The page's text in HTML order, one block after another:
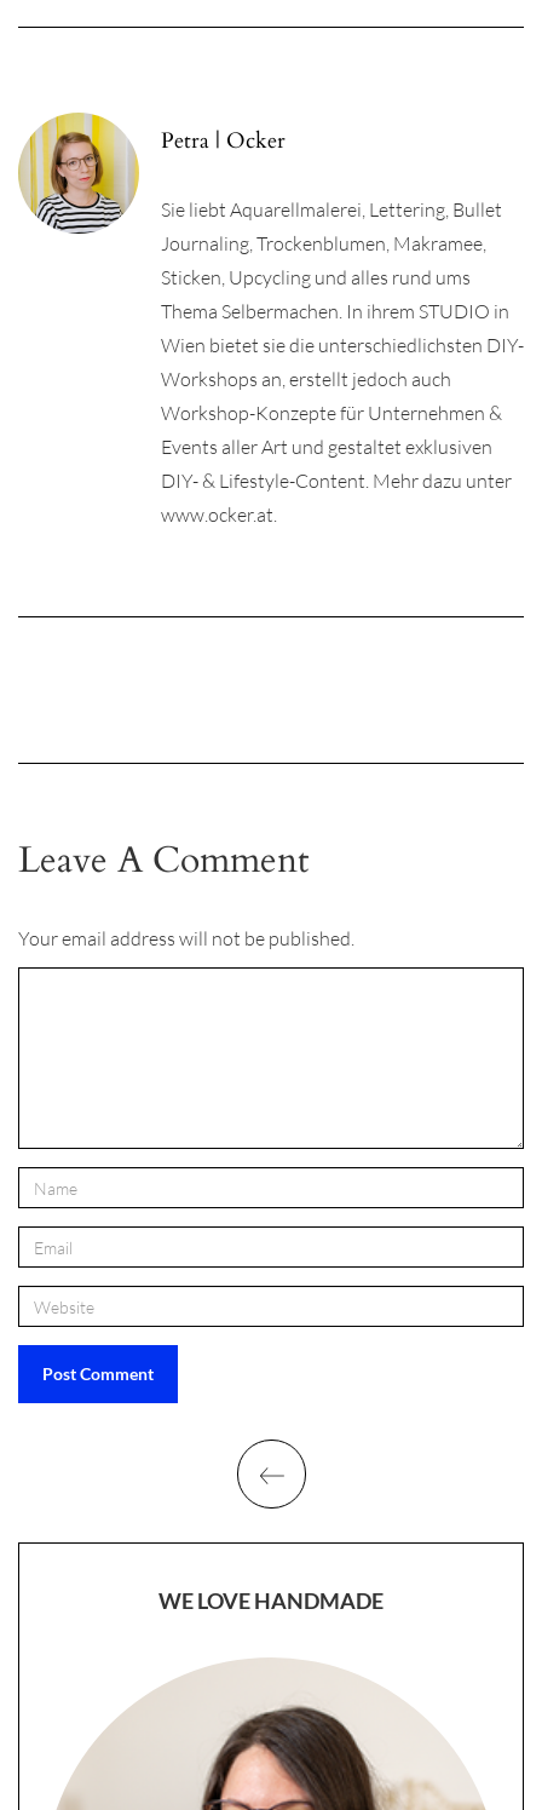
Petra | Ocker
Sie liebt Aquarellmalerei, Lettering, Bullet
Journaling, Trockenblumen, Makramee,
Sticken, Upcycling und alles rund ums
Thema Selbermachen. In ihrem STUDIO in
Wien bietet sie die unterschiedlichsten DIY-
Workshops an, erstellt jedoch auch
Workshop-Konzepte für Unternehmen &
Events aller Art und gestaltet exklusiven
DIY- & Lifestyle-Content. Mehr dazu unter
www.ocker.at.
Leave A Comment
Your email address will not be published.
WE LOVE HANDMADE